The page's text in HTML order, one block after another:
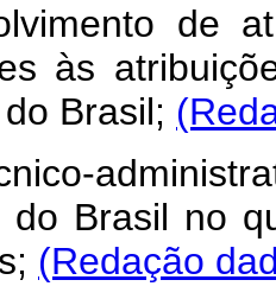
de
às
Brasil;
do Brasil no
(Redação